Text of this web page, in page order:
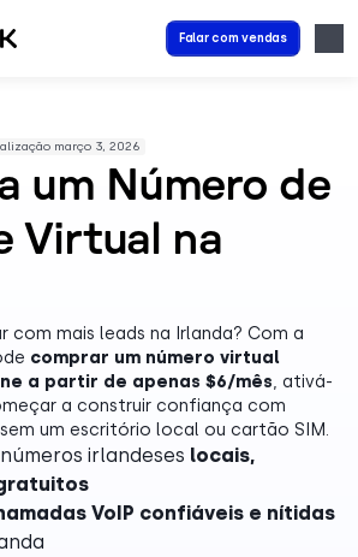
Falar com vendas
março 3, 2026
um Número de
Virtual na
com mais leads na Irlanda? Com a
comprar um número virtual
a partir de apenas $6/mês , ativá-
a construir confiança com
um escritório local ou cartão SIM.
irlandeses locais,
VoIP confiáveis e nítidas